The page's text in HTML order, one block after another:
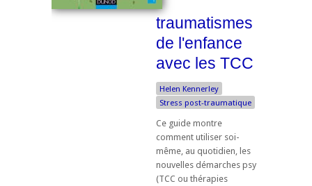
traumatismes
de l'enfance
avec les TCC
Helen Kennerley
Stress post-traumatique
Ce guide montre
comment utiliser soi-
même, au quotidien, les
nouvelles démarches psy
(TCC ou thérapies